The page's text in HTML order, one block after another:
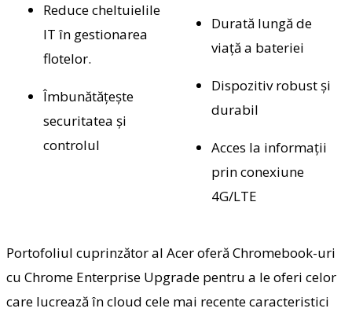
Reduce cheltuielile
IT în gestionarea
flotelor.
Îmbunătățește
securitatea și
controlul
Durată lungă de
viață a bateriei
Dispozitiv robust și
durabil
Acces la informații
prin conexiune
4G/LTE
Portofoliul cuprinzător al Acer oferă Chromebook-uri
cu Chrome Enterprise Upgrade pentru a le oferi celor
care lucrează în cloud cele mai recente caracteristici